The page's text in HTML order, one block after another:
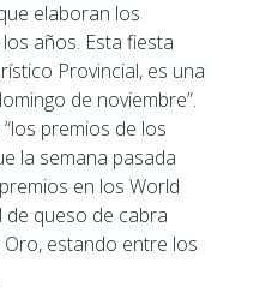
elaboran los
años. Esta fiesta
Provincial, es una
de noviembre”.
premios de los
la semana pasada
en los World
de queso de cabra
estando entre los